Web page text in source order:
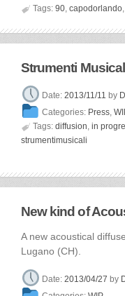
 Tags: 90 capodorlando
Strumenti Musicali
Date:2013/11/11 by
Categories: Press ,
 Tags: diffusion in
strumentimusicali
New kind of
A new acoustical
Lugano (CH).
Date:2013/04/27 by